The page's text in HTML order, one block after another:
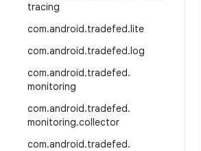
tracing
com.android.tradefed.lite
com.android.tradefed.log
com.android.tradefed.
monitoring
com.android.tradefed.
monitoring.collector
com.android.tradefed.